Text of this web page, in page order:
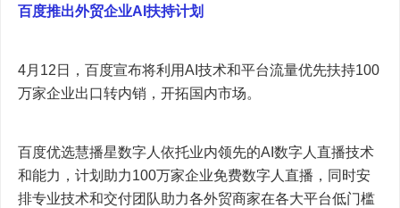
百度推出外贸企业AI扶持计划
4月12日，百度宣布将利用AI技术和平台流量优先扶持100
万家企业出口转内销，开拓国内市场。
百度优选慧播星数字人依托业内领先的AI数字人直播技术
和能力，计划助力100万家企业免费数字人直播，同时安
排专业技术和交付团队助力各外贸商家在各大平台低门槛